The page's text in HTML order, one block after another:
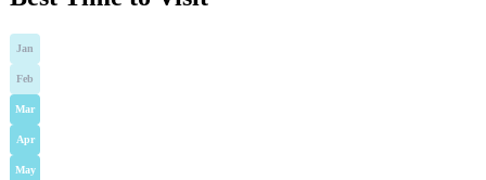
Jan
Feb
Mar
Apr
May